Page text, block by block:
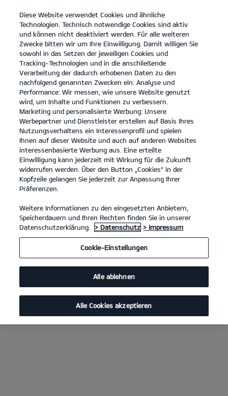
open
menu
KONTAKT
Der Kia EV2 Probefahrt / Angebot
... ... DER KIA EV2
Diese Website verwendet Cookies und ähnliche
Technologien. Technisch notwendige Cookies sind aktiv
und können nicht deaktiviert werden. Für alle weiteren
Zwecke bitten wir um Ihre Einwilligung. Damit willigen Sie
sowohl in das Setzen der jeweiligen Cookies und
Tracking-Technologien und in die anschließende
Verarbeitung der dadurch erhobenen Daten zu den
nachfolgend genannten Zwecken ein: Analyse und
Performance: Wir messen, wie unsere Website genutzt
wird, um Inhalte und Funktionen zu verbessern.
Marketing und personalisierte Werbung: Unsere
Werbepartner und Dienstleister erstellen auf Basis Ihres
Nutzungsverhaltens ein Interessenprofil und spielen
Ihnen auf dieser Website und auch auf anderen Websites
interessenbasierte Werbung aus. Eine erteilte
Einwilligung kann jederzeit mit Wirkung für die Zukunft
widerrufen werden. Über den Button „Cookies“ in der
Kopfzeile gelangen Sie jederzeit zur Anpassung Ihrer
Präferenzen.
Weitere Informationen zu den eingesetzten Anbietern,
Speicherdauern und Ihren Rechten finden Sie in unserer
Datenschutzerklärung.
> Datenschutz > Impressum
Cookie-Einstellungen
Alle ablehnen
Alle Cookies akzeptieren